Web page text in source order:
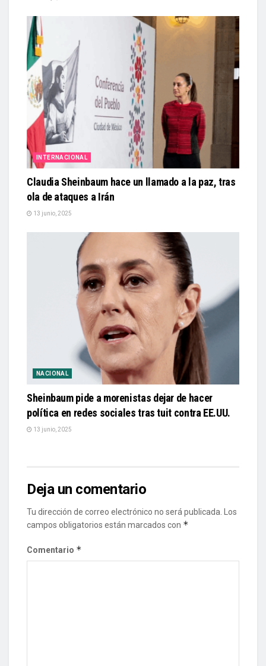
INTERNACIONAL
Claudia Sheinbaum hace un llamado a la paz, tras
ola de ataques a Irán
13 junio, 2025
NACIONAL
Sheinbaum pide a morenistas dejar de hacer
política en redes sociales tras tuit contra EE.UU.
13 junio, 2025
Deja un comentario
Tu dirección de correo electrónico no será publicada.
Los
campos obligatorios están marcados con *
Comentario *